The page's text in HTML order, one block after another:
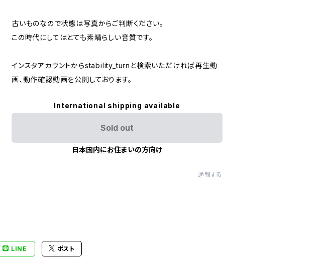
古いものなので状態は写真からご判断ください。
この時代にしてはとても素晴らしい音質です。
インスタアカウントからstability_turnと検索いただければ再生動
画、動作確認動画を公開しております。
International shipping available
Sold out
日本国内にお住まいの方向け
通報する
LINE ポスト